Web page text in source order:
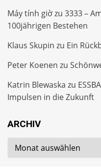
Máy tính giờzu 3333 –
100jährigen Bestehen
Klaus Skupin zu Ein
Peter Koenen zu
Katrin Blewaska zu
Impulsen in die Zukunft
ARCHIV
Archiv